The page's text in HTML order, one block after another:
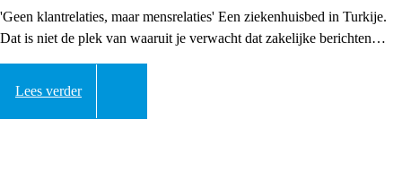
'Geen klantrelaties, maar mensrelaties' Een ziekenhuisbed in Turkije.
Dat is niet de plek van waaruit je verwacht dat zakelijke berichten…
Lees verder